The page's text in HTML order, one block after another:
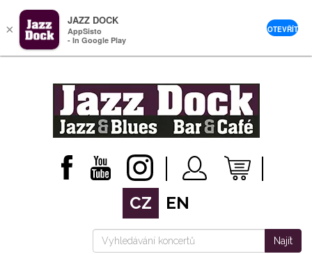
CZ EN
Najít
×
JAZZ DOCK
AppSisto
- In Google Play
OTEVŘÍT